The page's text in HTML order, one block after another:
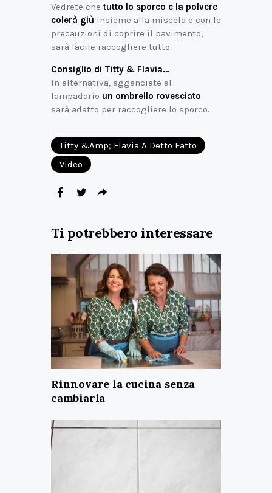
Vedrete che tutto lo sporco e la polvere
colerà giù insieme alla miscela e con le
precauzioni di coprire il pavimento,
sarà facile raccogliere tutto.
Consiglio di Titty & Flavia…
In alternativa, agganciate al
lampadario un ombrello rovesciato
sarà adatto per raccogliere lo sporco.
Titty &amp; Flavia A Detto Fatto
Video
Ti potrebbero interessare
Rinnovare la cucina senza
cambiarla